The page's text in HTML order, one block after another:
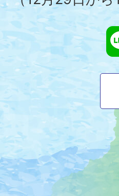
磯
町
の
位